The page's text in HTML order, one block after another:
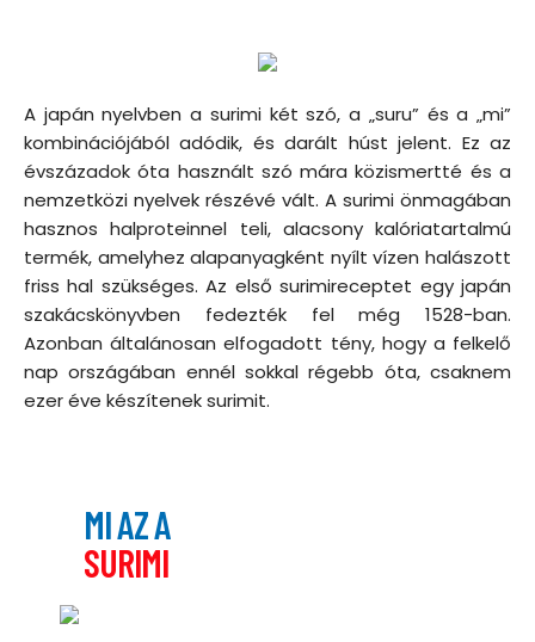
A japán nyelvben a surimi két szó, a „suru” és a „mi”
kombinációjából adódik, és darált húst jelent. Ez az
évszázadok óta használt szó mára közismertté és a
nemzetközi nyelvek részévé vált. A surimi önmagában
hasznos halproteinnel teli, alacsony kalóriatartalmú
termék, amelyhez alapanyagként nyílt vízen halászott
friss hal szükséges. Az első surimireceptet egy japán
szakácskönyvben fedezték fel még 1528-ban.
Azonban általánosan elfogadott tény, hogy a felkelő
nap országában ennél sokkal régebb óta, csaknem
ezer éve készítenek surimit.
MI AZ A
SURIMI